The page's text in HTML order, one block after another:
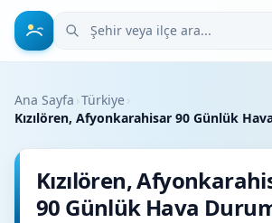
Şehir veya ilçe ara
Ana Sayfa ›Türkiye›
Kızılören, Afyonkarahisar 90 Günlük
Kızılören,
90 Günlük Hava